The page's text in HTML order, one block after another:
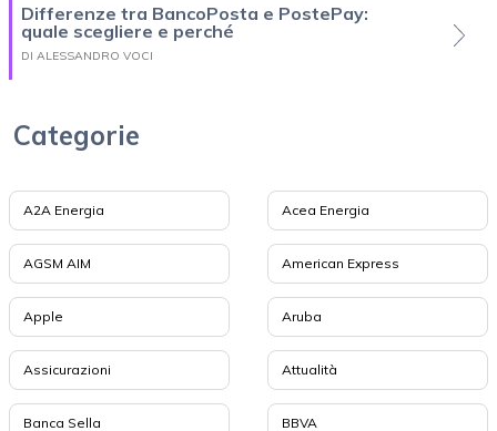
Differenze tra BancoPosta e PostePay:
quale scegliere e perché
DI ALESSANDRO VOCI
Categorie
A2A Energia Acea Energia
AGSM AIM American Express
Apple Aruba
Assicurazioni Attualità
Banca Sella BBVA